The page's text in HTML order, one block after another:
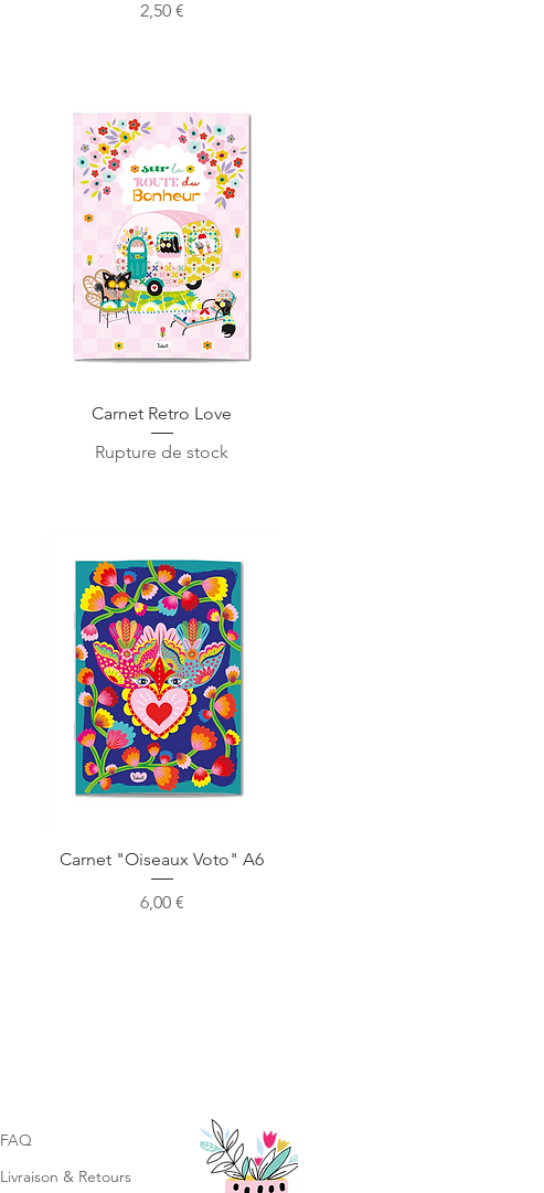
Prix
2,50 €
Aperçu rapide
Carnet Retro Love
Rupture de stock
Aperçu rapide
Carnet "Oiseaux Voto" A6
Prix
6,00 €
FAQ
Livraison & Retours